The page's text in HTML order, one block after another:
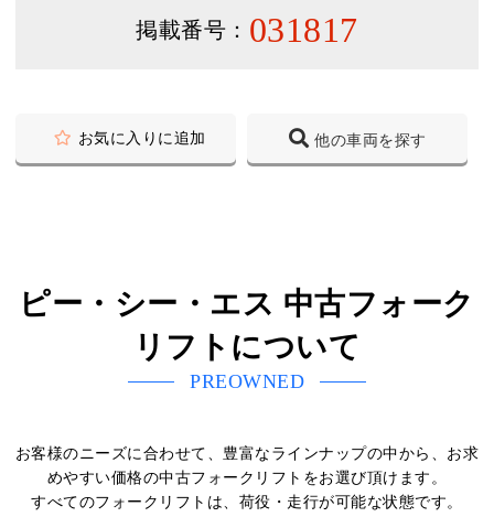
掲載番号： 031817
お気に入りに追加 他の車両を探す
ピー・シー・エス 中古フォーク
リフトについて
PREOWNED
お客様のニーズに合わせて、豊富なラインナップの中から、お求
めやすい価格の中古フォークリフトをお選び頂けます。
すべてのフォークリフトは、荷役・走行が可能な状態です。